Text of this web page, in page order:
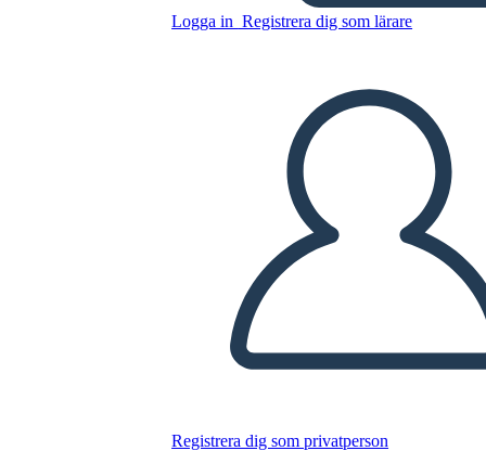
Logga in Registrera dig som lärare
Registrera dig som privatperson
Kopiera denna storyboard
SPELA UPP BILDSPEL
LÄS FÖR MIG